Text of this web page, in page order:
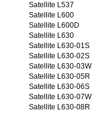
Satellite L537
Satellite L600
Satellite L600D
Satellite L630
Satellite L630-01S
Satellite L630-02S
Satellite L630-03W
Satellite L630-05R
Satellite L630-06S
Satellite L630-07W
Satellite L630-08R